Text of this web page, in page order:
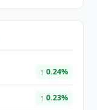
↑ 0.24%
↑ 0.23%